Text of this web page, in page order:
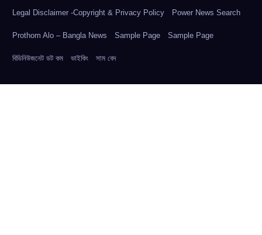
Legal Disclaimer -Copyright & Privacy Policy Power News Search
Prothom Alo – Bangla News Sample Page Sample Page
বিডিনিউজনেট ডট কম ভাইকিং সাম বেদ